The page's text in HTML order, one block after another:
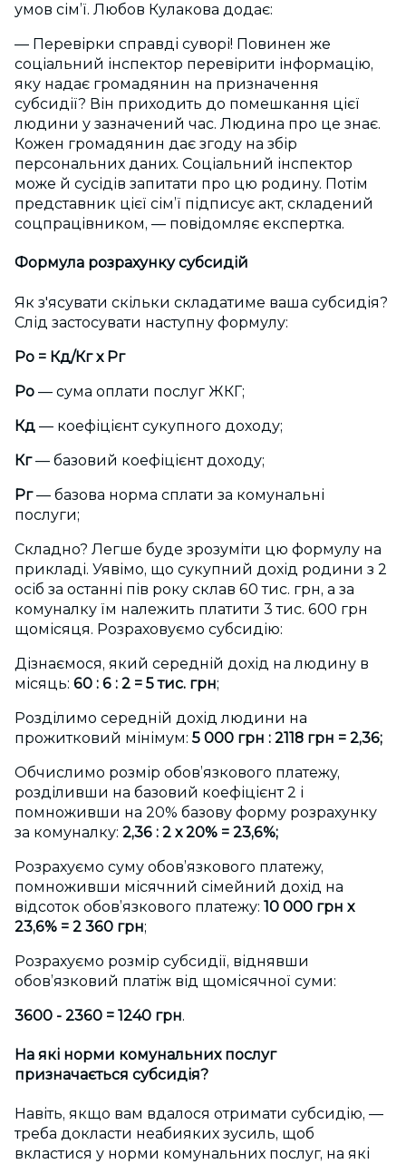
умов сім’ї. Любов Кулакова додає:
— Перевірки справді суворі! Повинен же
соціальний інспектор перевірити інформацію,
яку надає громадянин на призначення
субсидії? Він приходить до помешкання цієї
людини у зазначений час. Людина про це знає.
Кожен громадянин дає згоду на збір
персональних даних. Соціальний інспектор
може й сусідів запитати про цю родину. Потім
представник цієї сім’ї підписує акт, складений
соцпрацівником, — повідомляє експертка.
Формула розрахунку субсидій
Як з'ясувати скільки складатиме ваша субсидія?
Слід застосувати наступну формулу:
Ро = Кд/Кгх Рг
Ро — сума оплати послуг ЖКГ;
Кд — коефіцієнт сукупного доходу;
Кг— базовий коефіцієнт доходу;
Рг— базова норма сплати за комунальні
послуги;
Складно? Легше буде зрозуміти цю формулу на
прикладі. Уявімо, що сукупний дохід родини з 2
осіб за останні пів року склав 60 тис. грн, а за
комуналку їм належить платити 3 тис. 600 грн
щомісяця. Розраховуємо субсидію:
Дізнаємося, який середній дохід на людину в
місяць: 60 : 6 : 2 = 5 тис. грн;
Розділимо середній дохід людини на
прожитковий мінімум: 5 000 грн : 2118 грн = 2,36;
Обчислимо розмір обов’язкового платежу,
розділивши на базовий коефіцієнт 2 і
помноживши на 20% базову форму розрахунку
за комуналку: 2,36 : 2 х20% = 23,6%;
Розрахуємо суму обов’язкового платежу,
помноживши місячний сімейний дохід на
відсоток обов’язкового платежу: 10 000 грн х
23,6% = 2 360 грн;
Розрахуємо розмір субсидії, віднявши
обов’язковий платіж від щомісячної суми:
3600 - 2360 = 1240 грн.
На які норми комунальних послуг
призначається субсидія?
Навіть, якщо вам вдалося отримати субсидію, —
треба докласти неабияких зусиль, щоб
вкластися у норми комунальних послуг, на які